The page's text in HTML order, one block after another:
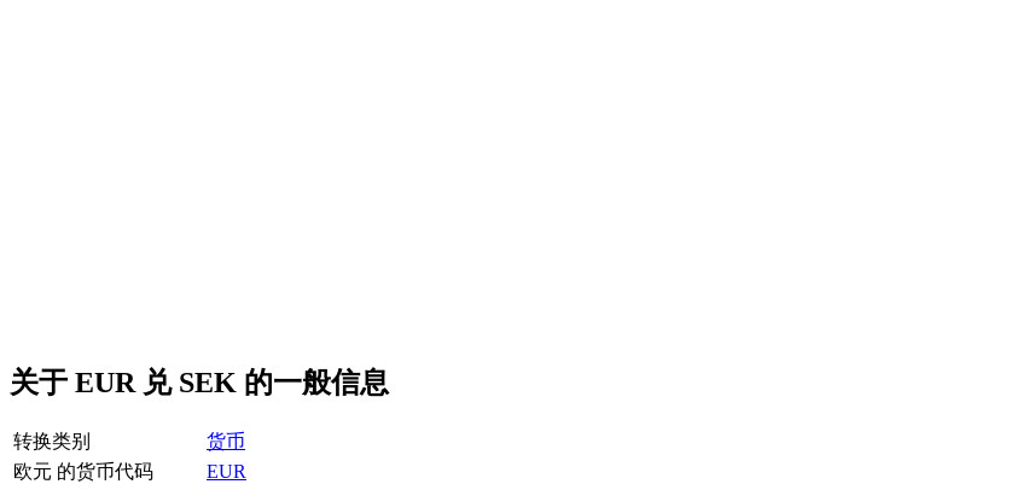
关于 EUR 兑 SEK 的一般信息
转换类别
货币
欧元 的货币代码
EUR